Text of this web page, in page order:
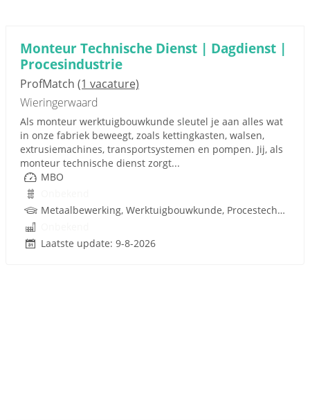
Monteur Technische Dienst | Dagdienst |
Procesindustrie
ProfMatch (1 vacature)
Wieringerwaard
Als monteur werktuigbouwkunde sleutel je aan alles wat
in onze fabriek beweegt, zoals kettingkasten, walsen,
extrusiemachines, transportsystemen en pompen. Jij, als
monteur technische dienst zorgt...
MBO
Metaalbewerking, Werktuigbouwkunde, Procestechnologie, Techniek
Laatste update: 9-8-2026